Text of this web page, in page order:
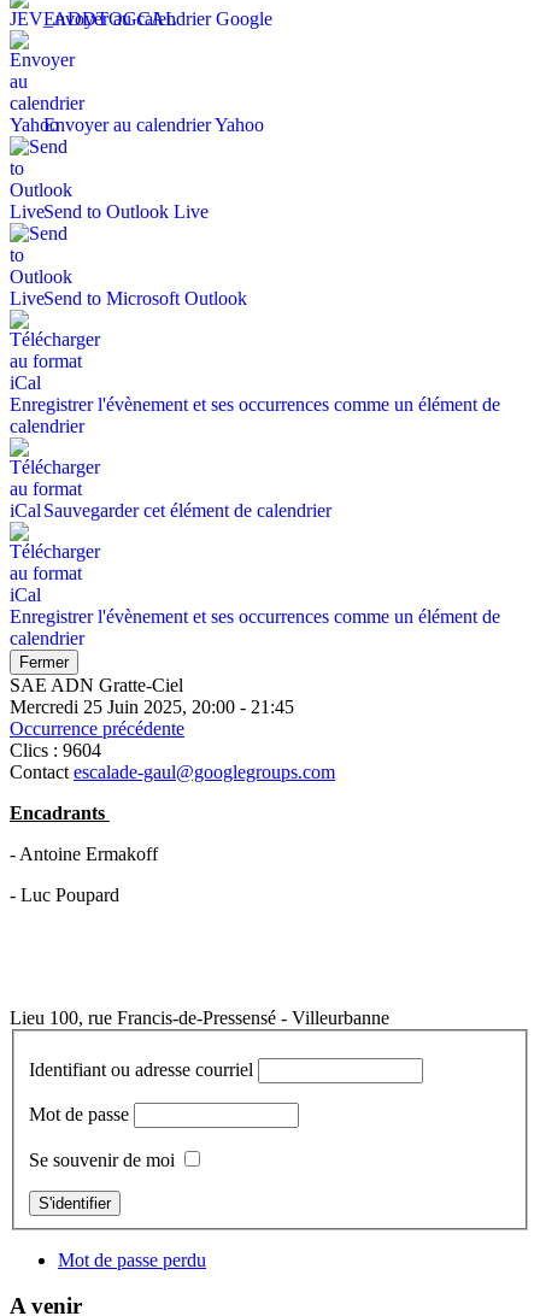
Envoyer au calendrier Google
Envoyer au calendrier Yahoo
Send to Outlook Live
Send to Microsoft Outlook
Enregistrer l'évènement et ses occurrences comme un élément de
calendrier
Sauvegarder cet élément de calendrier
Enregistrer l'évènement et ses occurrences comme un élément de
calendrier
Fermer
SAE ADN Gratte-Ciel
Mercredi 25 Juin 2025, 20:00 - 21:45
Occurrence précédente
Clics : 9604
Contact escalade-gaul@googlegroups.com
Encadrants
- Antoine Ermakoff
- Luc Poupard
Lieu 100, rue Francis-de-Pressensé - Villeurbanne
Identifiant ou adresse courriel
Mot de passe
Se souvenir de moi
S'identifier
Mot de passe perdu
A venir